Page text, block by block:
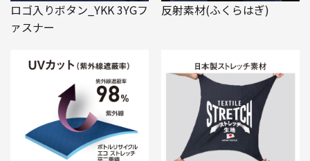
ロゴ入りボタン_YKK 3YGフ
ァスナー
反射素材(ふくらはぎ)